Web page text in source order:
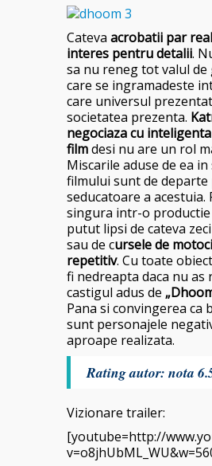
Cateva acrobatii par
interes pentru detalii.
sa nu reneg tot valul
care se ingramadeste
care universul
societatea prezenta.
negociaza cu
filmdesi nu are un rol
Miscarile aduse de ea
filmului sunt de departe
seducatoare a acestuia.
singura intr-o productie
putut lipsi de cateva
sau de cursele de
repetitiv. Cu toate
fi nedreapta daca nu as
castigul adus de
Pana si convingerea ca
sunt personajele
aproape realizata.
Rating autor: nota
Vizionare trailer:
[youtube=http://